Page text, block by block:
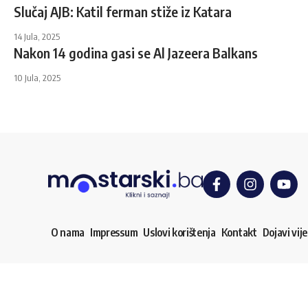
Slučaj AJB: Katil ferman stiže iz Katara
14 Jula, 2025
Nakon 14 godina gasi se Al Jazeera Balkans
10 Jula, 2025
O nama Impressum Uslovi korištenja Kontakt Dojavi